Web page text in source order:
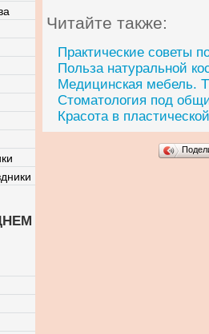
Читайте также:
Практические советы
Польза натуральной
Медицинская мебель.
Стоматология под
Красота в